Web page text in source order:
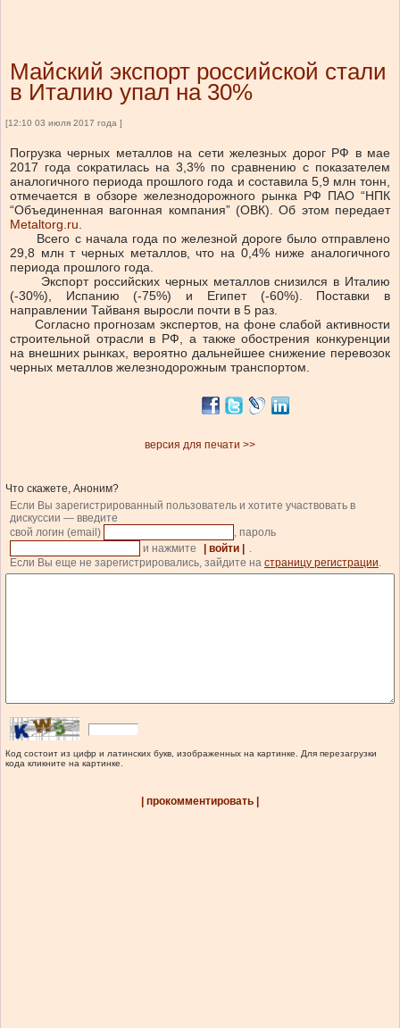
Майский экспорт российской стали
в Италию упал на 30%
[12:10 03 июля 2017 года ]
Погрузка черных металлов на сети железных дорог РФ в мае
2017 года сократилась на 3,3% по сравнению с показателем
аналогичного периода прошлого года и составила 5,9 млн тонн,
отмечается в обзоре железнодорожного рынка РФ ПАО “НПК
“Объединенная вагонная компания” (ОВК). Об этом передает
Metaltorg.ru.
Всего с начала года по железной дороге было отправлено
29,8 млн т черных металлов, что на 0,4% ниже аналогичного
периода прошлого года.
Экспорт российских черных металлов снизился в Италию
(-30%), Испанию (-75%) и Египет (-60%). Поставки в
направлении Тайваня выросли почти в 5 раз.
Согласно прогнозам экспертов, на фоне слабой активности
строительной отрасли в РФ, а также обострения конкуренции
на внешних рынках, вероятно дальнейшее снижение перевозок
черных металлов железнодорожным транспортом.
версия для печати >>
Что скажете, Аноним?
Если Вы зарегистрированный пользователь и хотите участвовать в
дискуссии — введите
свой логин (email)
, пароль
и нажмите
| войти |
.
Если Вы еще не зарегистрировались, зайдите на страницу регистрации.
Код состоит из цифр и латинских букв, изображенных на картинке. Для перезагрузки
кода кликните на картинке.
| прокомментировать |